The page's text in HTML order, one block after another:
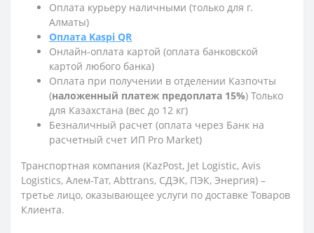
Оплата курьеру наличными (только для г.
Алматы)
Оплата Kaspi QR
Онлайн-оплата картой (оплата банковской
картой любого банка)
Оплата при получении в отделении Казпочты
(наложенный платеж предоплата 15%) Только
для Казахстана (вес до 12 кг)
Безналичный расчет (оплата через Банк на
расчетный счет ИП Pro Market)
Транспортная компания (KazPost, Jet Logistic, Avis
Logistics, Алем-Тат, Abttrans, СДЭК, ПЭК, Энергия) –
третье лицо, оказывающее услуги по доставке Товаров
Клиента.